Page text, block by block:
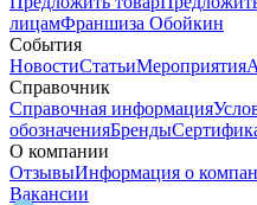
лицамФраншиза Обойкин
События
НовостиСтатьиМероприятия
Справочник
Справочная информация
обозначенияБренды
О компании
ОтзывыИнформация о
Вакансии